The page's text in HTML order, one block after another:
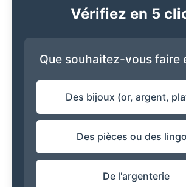
Vérifiez en 5
Que souhaitez-vous faire
Des bijoux (or, argent,
Des pièces ou des
De l'argenterie